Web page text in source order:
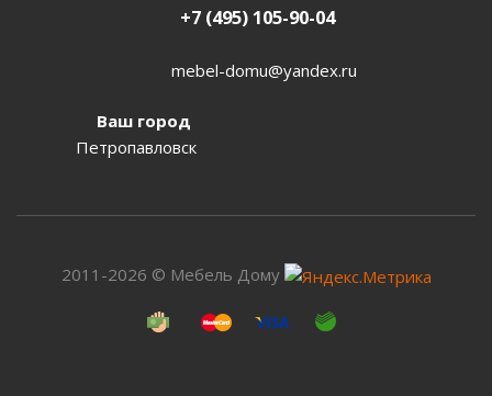
+7 (495) 105-90-04
mebel-domu@yandex.ru
Ваш город
Петропавловск
2011-2026 © Мебель Дому